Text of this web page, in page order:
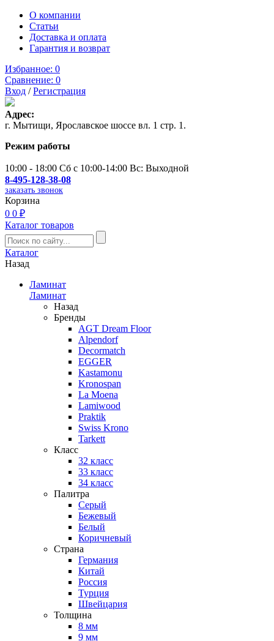
О компании
Статьи
Доставка и оплата
Гарантия и возврат
Избранное: 0
Сравнение: 0
Вход /Регистрация
Адрес:
г. Мытищи, Ярославское шоссе вл. 1 стр. 1.
Режим работы
10:00 - 18:00 Сб с 10:00-14:00 Вс: Выходной
8-495-128-38-08
заказать звонок
Корзина
0 0 ₽
Каталог товаров
Каталог
Назад
Ламинат
Ламинат
Назад
Бренды
AGT Dream Floor
Alpendorf
Decormatch
EGGER
Kastamonu
Kronospan
La Moena
Lamiwood
Praktik
Swiss Krono
Tarkett
Класс
32 класс
33 класс
34 класс
Палитра
Серый
Бежевый
Белый
Коричневый
Страна
Германия
Китай
Россия
Турция
Швейцария
Толщина
8 мм
9 мм